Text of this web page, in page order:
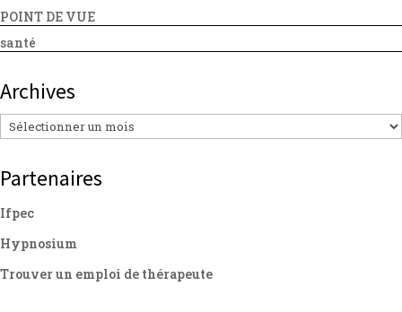
POINT DE VUE
santé
Archives
Archives
Partenaires
Ifpec
Hypnosium
Trouver un emploi de thérapeute